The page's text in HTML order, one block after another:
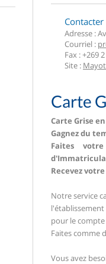
Adresse :
Courriel :
Fax : +269
Site :
Carte
Carte Grise
Gagnez du
Faites
Recevez
Notre service
pour le
Faites comme
Vous avez